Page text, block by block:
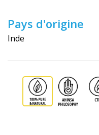
Pays d'origine
Inde